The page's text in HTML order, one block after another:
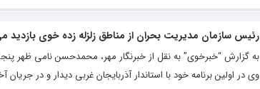
رئیس سازمان مدیریت بحران از مناطق زلزله زده خوی بازدید
به گزارش “خبرخوی” به نقل از خبرنگار مهر، محمدحسن نامی ظهر
وی در اولین برنامه خود با استاندار آذربایجان غربی دیدار و در